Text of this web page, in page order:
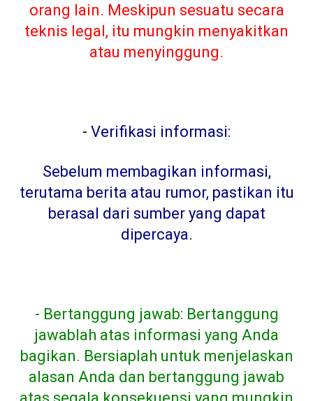
orang lain. Meskipun sesuatu secara
teknis legal, itu mungkin menyakitkan
atau menyinggung.
- Verifikasi informasi:
Sebelum membagikan informasi,
terutama berita atau rumor, pastikan itu
berasal dari sumber yang dapat
dipercaya.
- Bertanggung jawab: Bertanggung
jawablah atas informasi yang Anda
bagikan. Bersiaplah untuk menjelaskan
alasan Anda dan bertanggung jawab